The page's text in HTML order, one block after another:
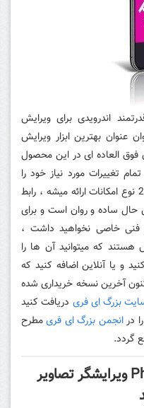
اندرویدی برای ویرایش
عنوان بهترین ابزار ویرایش
فوق العاده ای در این محصول
تغییرات مورد نیاز خود را
اعمال کنید ، این ابزارها به بیش از 200 نوع امکانات ارائه میشه ، رابط
حال ساده و روان است و برای
فنی خاصی نخواهید داشت ،
که میتوانید آن ها را
و یا آنلاین اضافه کنید که
آخرین نسخه خریداری شده
بزرگ ای فری دریافت کنید
درانجمن بزرگ ای فریمطرح
گردد.
دانلود Photo Studio PRO ویرایشگر تصاویر